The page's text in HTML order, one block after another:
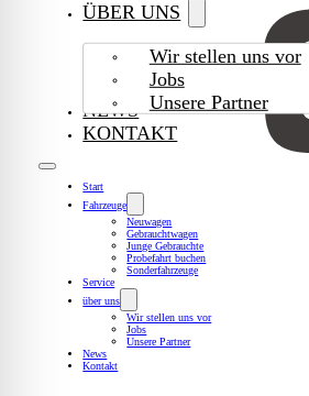
ÜBER UNS
Wir stellen uns vor
Jobs
Unsere Partner
NEWS
KONTAKT
Start
Fahrzeuge
Neuwagen
Gebrauchtwagen
Junge Gebrauchte
Probefahrt buchen
Sonderfahrzeuge
Service
über uns
Wir stellen uns vor
Jobs
Unsere Partner
News
Kontakt